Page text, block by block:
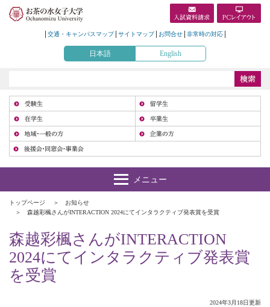
交通・キャンパスマップ サイトマップ お問合せ 非常時の対応
日本語 English
トップページ
お知らせ
森越彩楓さんがINTERACTION 2024にてインタラクティブ発表賞を受賞
森越彩楓さんがINTERACTION
2024にてインタラクティブ発表賞
を受賞
2024年3月18日更新